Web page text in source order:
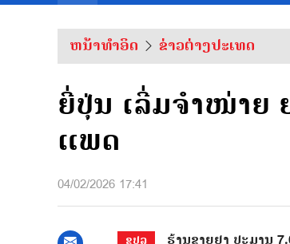
ຫນ້າທຳອິດ ຂ່າວຕ່າງປະເທດ
ຍີ່ປຸ່ນ ເລີ່ມຈຳໜ່າຍ
ແພດ
04/02/2026 17:41
ຂປລ
ຮ້ານຂາຍຢາ ປະມານ